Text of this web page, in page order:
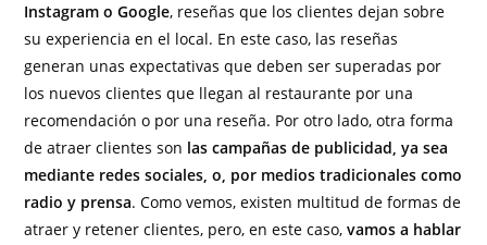
Instagram o Google, reseñas que los clientes dejan sobre
su experiencia en el local. En este caso, las reseñas
generan unas expectativas que deben ser superadas por
los nuevos clientes que llegan al restaurante por una
recomendación o por una reseña. Por otro lado, otra forma
de atraer clientes son las campañas de publicidad, ya sea
mediante redes sociales, o, por medios tradicionales como
radio y prensa. Como vemos, existen multitud de formas de
atraer y retener clientes, pero, en este caso,vamos a hablar